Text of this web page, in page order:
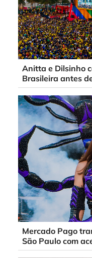
Anitta e Dilsinho
Brasileira antes
Mercado Pago
São Paulo com